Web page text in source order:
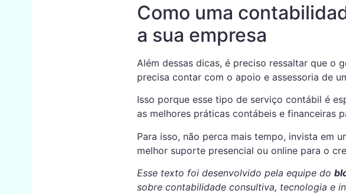
Como uma
a sua empresa
Além dessas dicas, é preciso ressaltar que o
precisa contar com o apoio e assessoria de
Isso porque esse tipo de serviço contábil é
as melhores práticas contábeis e financeiras
Para isso, não perca mais tempo, invista em
melhor suporte presencial ou online para o
Esse texto foi desenvolvido pela equipe do
sobre contabilidade consultiva, tecnologia e